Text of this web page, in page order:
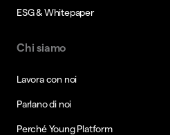
ESG & Whitepaper
Chi siamo
Lavora con noi
Parlano di noi
Perché Young Platform